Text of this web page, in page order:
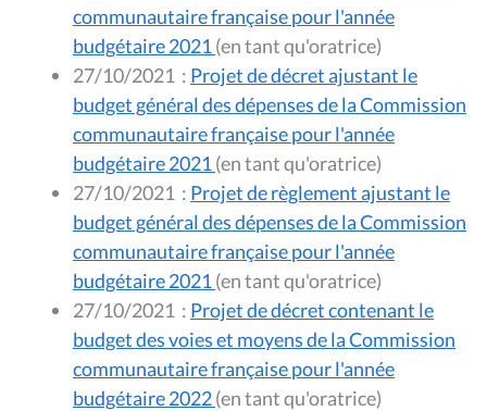
communautaire française pour l'année
budgétaire 2021
(en tant qu'oratrice)
27/10/2021 : Projet de décret ajustant le
budget général des dépenses de la Commission
communautaire française pour l'année
budgétaire 2021
(en tant qu'oratrice)
27/10/2021 : Projet de règlement ajustant le
budget général des dépenses de la Commission
communautaire française pour l'année
budgétaire 2021
(en tant qu'oratrice)
27/10/2021 : Projet de décret contenant le
budget des voies et moyens de la Commission
communautaire française pour l'année
budgétaire 2022
(en tant qu'oratrice)